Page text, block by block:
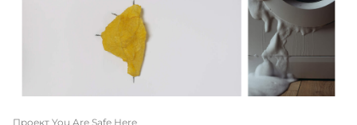
Проект You Are Safe Here